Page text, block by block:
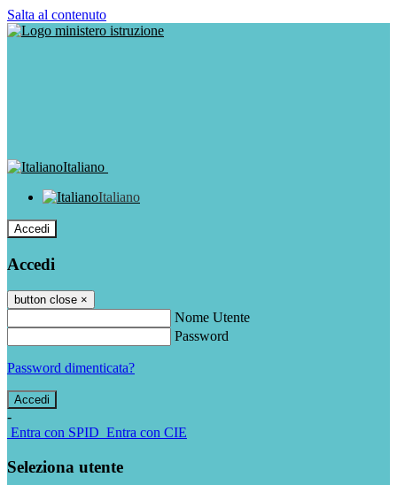
Salta al contenuto
Italiano
Italiano
Accedi
Accedi
button close ×
Nome Utente
Password
Password dimenticata?
-
Entra con SPID Entra con CIE
Seleziona utente